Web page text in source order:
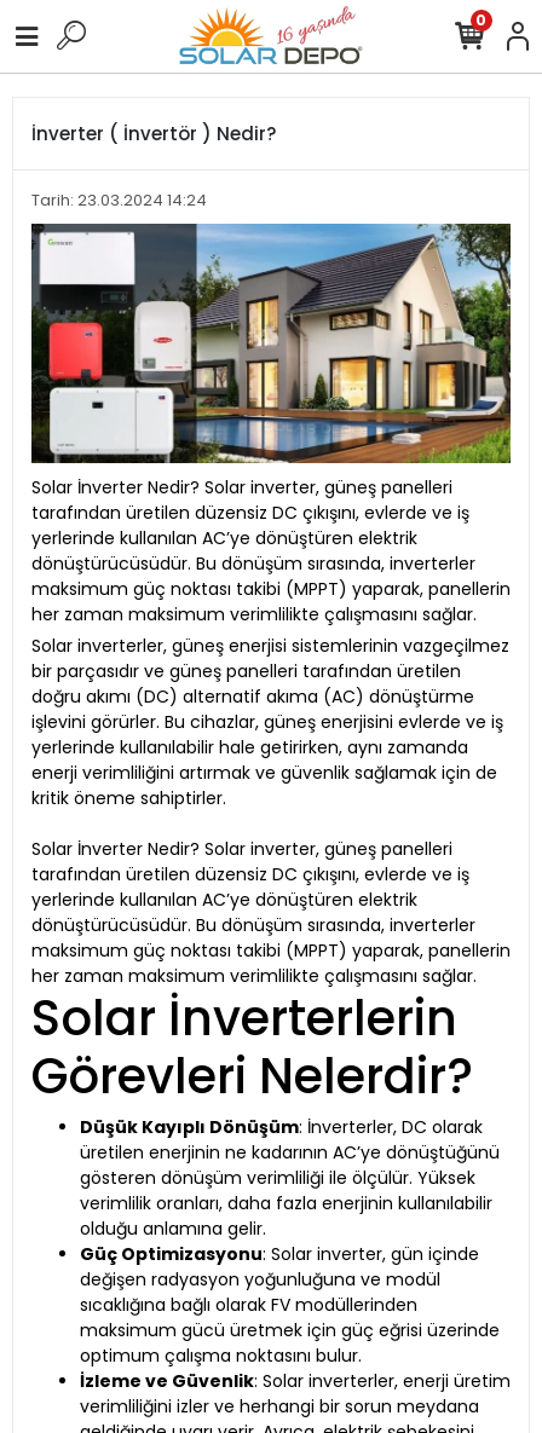
0
İnverter ( İnvertör ) Nedir?
Tarih: 23.03.2024 14:24
Solar İnverter Nedir? Solar inverter, güneş panelleri
tarafından üretilen düzensiz DC çıkışını, evlerde ve iş
yerlerinde kullanılan AC’ye dönüştüren elektrik
dönüştürücüsüdür. Bu dönüşüm sırasında, inverterler
maksimum güç noktası takibi (MPPT) yaparak, panellerin
her zaman maksimum verimlilikte çalışmasını sağlar.
Solar inverterler, güneş enerjisi sistemlerinin vazgeçilmez
bir parçasıdır ve güneş panelleri tarafından üretilen
doğru akımı (DC) alternatif akıma (AC) dönüştürme
işlevini görürler. Bu cihazlar, güneş enerjisini evlerde ve iş
yerlerinde kullanılabilir hale getirirken, aynı zamanda
enerji verimliliğini artırmak ve güvenlik sağlamak için de
kritik öneme sahiptirler.
Solar İnverter Nedir? Solar inverter, güneş panelleri
tarafından üretilen düzensiz DC çıkışını, evlerde ve iş
yerlerinde kullanılan AC’ye dönüştüren elektrik
dönüştürücüsüdür. Bu dönüşüm sırasında, inverterler
maksimum güç noktası takibi (MPPT) yaparak, panellerin
her zaman maksimum verimlilikte çalışmasını sağlar.
Solar İnverterlerin
Görevleri Nelerdir?
Düşük Kayıplı Dönüşüm: İnverterler, DC olarak
üretilen enerjinin ne kadarının AC’ye dönüştüğünü
gösteren dönüşüm verimliliği ile ölçülür. Yüksek
verimlilik oranları, daha fazla enerjinin kullanılabilir
olduğu anlamına gelir.
Güç Optimizasyonu: Solar inverter, gün içinde
değişen radyasyon yoğunluğuna ve modül
sıcaklığına bağlı olarak FV modüllerinden
maksimum gücü üretmek için güç eğrisi üzerinde
optimum çalışma noktasını bulur.
İzleme ve Güvenlik: Solar inverterler, enerji üretim
verimliliğini izler ve herhangi bir sorun meydana